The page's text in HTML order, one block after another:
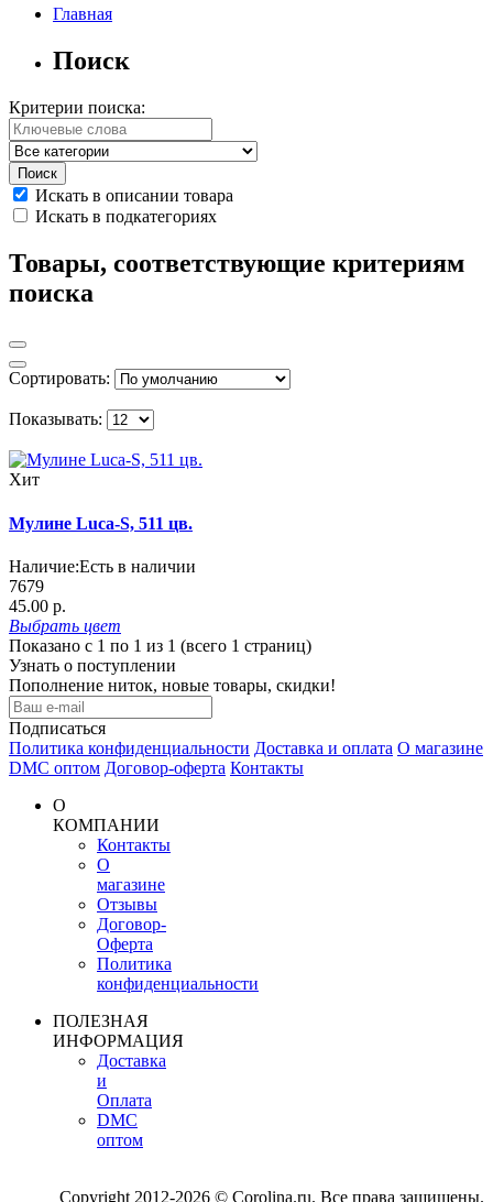
Главная
Поиск
Критерии поиска:
Искать в описании товара
Искать в подкатегориях
Товары, соответствующие критериям
поиска
Сортировать:
Показывать:
Хит
Мулине Luca-S, 511 цв.
Наличие:Есть в наличии
7679
45.00 р.
Выбрать цвет
Показано с 1 по 1 из 1 (всего 1 страниц)
Узнать о поступлении
Пополнение ниток, новые товары, скидки!
Подписаться
Политика конфиденциальности Доставка и оплата О магазине
DMC оптом Договор-оферта Контакты
О
КОМПАНИИ
Контакты
О
магазине
Отзывы
Договор-
Оферта
Политика
конфиденциальности
ПОЛЕЗНАЯ
ИНФОРМАЦИЯ
Доставка
и
Оплата
DMC
оптом
Copyright 2012-2026 © Corolina.ru. Все права защищены.